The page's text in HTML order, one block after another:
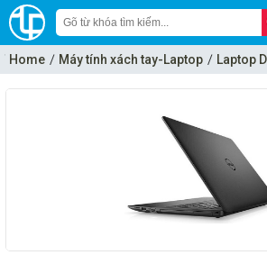
Home Máy tính xách tay-Laptop Laptop